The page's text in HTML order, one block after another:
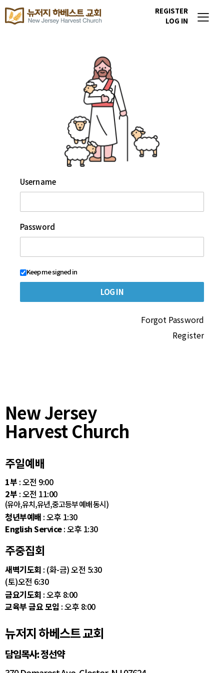
REGISTER
LOG IN
Username
Password
Keep me signed in
Forgot Password
Register
New Jersey
Harvest Church
주일예배
1부 : 오전 9:00
2부 : 오전 11:00
(유아,유치,유년,중고등부 예배 동시)
청년부예배 : 오후 1:30
English Service: 오후 1:30
주중집회
새벽기도회 : (화-금) 오전 5:30
(토)오전 6:30
금요기도회 : 오후 8:00
교육부 금요 모임 : 오후 8:00
뉴저지 하베스트 교회
담임목사: 정선약